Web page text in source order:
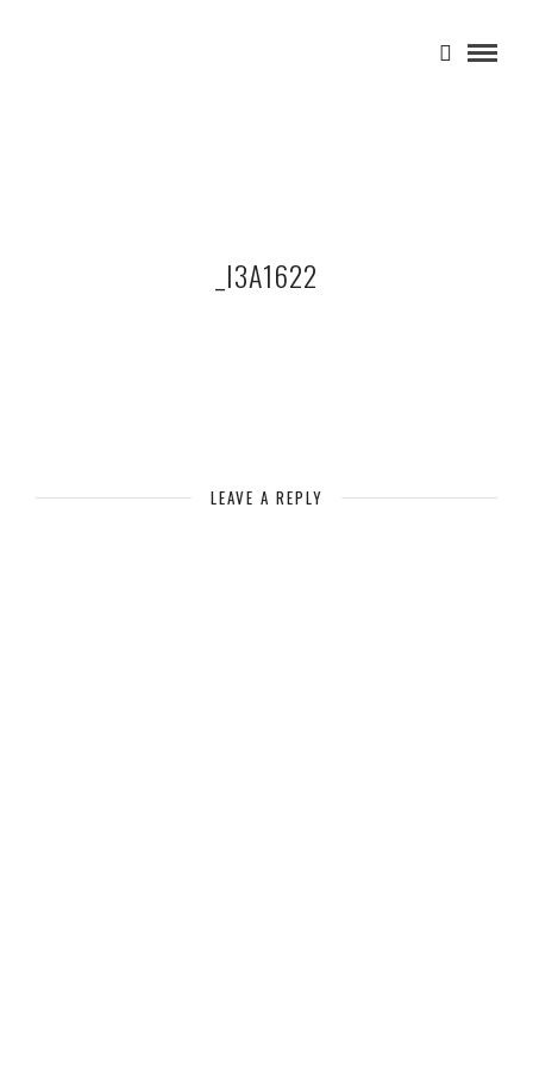
_I3A1622
LEAVE A REPLY